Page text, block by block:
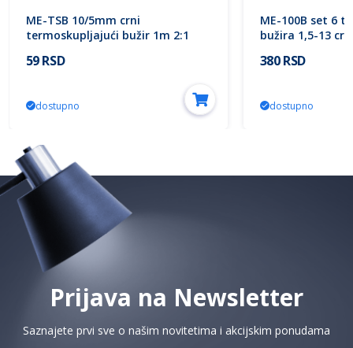
ME-TSB 10/5mm crni
termoskupljajući bužir 1m 2:1
59 RSD
dostupno
ME-100B set 6
bužira 1,5-13
380 RSD
dostupno
Prijava na Newsletter
Saznajete prvi sve o našim novitetima i akcijskim ponudama